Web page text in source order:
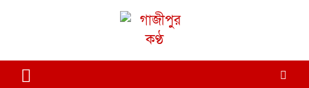
গাজীপুর কণ্ঠ